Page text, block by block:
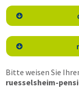


Bitte weisen Sie
ruesselsheim-